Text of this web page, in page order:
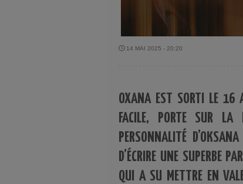
14 MAI 2025 - 20:20
OXANA EST SORTI LE 16
FACILE, PORTE SUR LA
PERSONNALITÉ
D’ÉCRIRE UNE SUPERBE
QUI A SU METTRE EN